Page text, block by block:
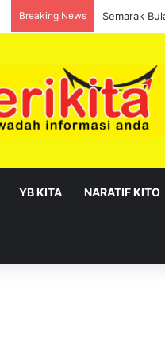
Breaking News
YB KITA NARATIF KITO